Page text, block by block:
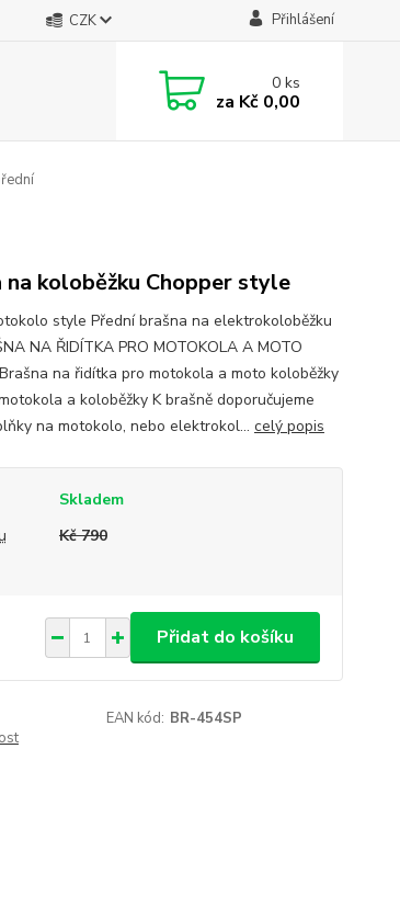
CZK Přihlášení
0ks
za Kč 0,00
na koloběžku Chopper style
style Přední brašna na elektrokoloběžku
NA ŘIDÍTKA PRO MOTOKOLA A MOTO
na řidítka pro motokola a moto koloběžky
a koloběžky K brašně doporučujeme
na motokolo, nebo elektrokol... celý popis
Skladem
Kč 790
Přidat do košíku
EAN kód: BR-454SP